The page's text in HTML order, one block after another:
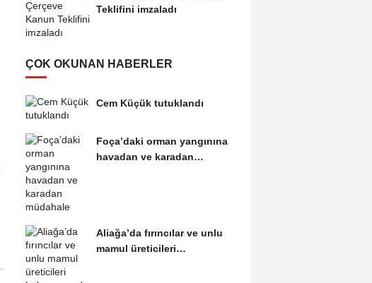
Teklifini imzaladı
ÇOK OKUNAN HABERLER
Cem Küçük tutuklandı
Foça’daki orman yangınına
havadan ve karadan
Aliağa’da fırıncılar ve unlu
mamul üreticileri